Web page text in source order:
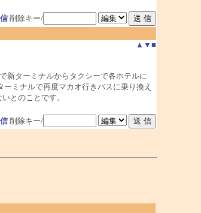
削除キー/
▲ ▼ ■
新ターミナルからタクシーで各ホテルに
ミナルで再度マカオ行きバスに乗り換え
とのことです。
削除キー/